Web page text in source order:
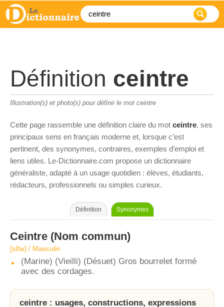
Définition ceintre
Illustration(s) et photo(s) pour définir le mot ceintre
Cette page rassemble une définition claire du mot ceintre, ses
principaux sens en français moderne et, lorsque c’est
pertinent, des synonymes, contraires, exemples d’emploi et
liens utiles. Le-Dictionnaire.com propose un dictionnaire
généraliste, adapté à un usage quotidien : élèves, étudiants,
rédacteurs, professionnels ou simples curieux.
Définition Synonymes
Ceintre (Nom commun)
[sɛ̃tʁ] / Masculin
(Marine) (Vieilli) (Désuet) Gros bourrelet formé
avec des cordages.
ceintre : usages, constructions, expressions